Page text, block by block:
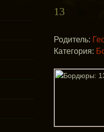
13
Родитель:
Категория: